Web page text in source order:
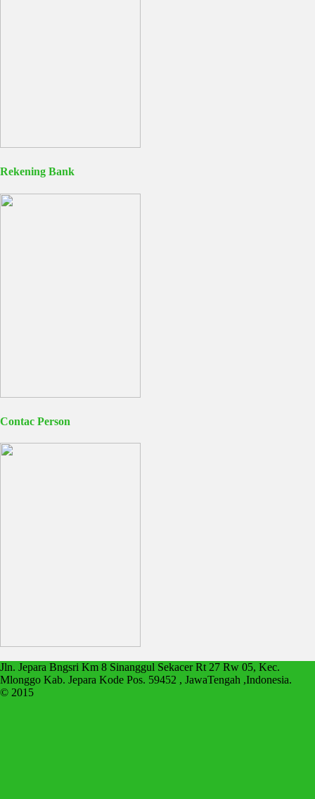
Rekening Bank
Contac Person
Jln. Jepara Bngsri Km 8 Sinanggul Sekacer Rt 27 Rw 05, Kec.
Mlonggo Kab. Jepara Kode Pos. 59452 , JawaTengah ,Indonesia.
© 2015